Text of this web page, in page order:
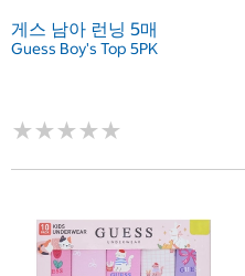
게스 남아 런닝 5매
Guess Boy's Top 5PK
★★★★★
★★★★★